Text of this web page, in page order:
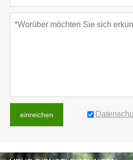
einreichen